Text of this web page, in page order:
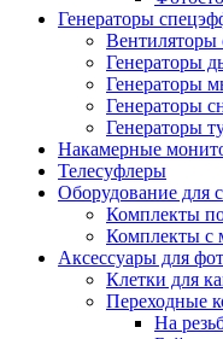
Генераторы
Вентиляторы
Генераторы
Генераторы
Генераторы
Генераторы
Накамерные
Телесуфлеры
Оборудование для
Комплекты
Комплекты с
Аксессуары для
Клетки для
Переходные
На